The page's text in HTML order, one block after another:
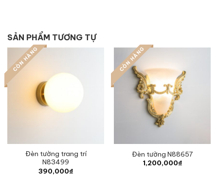
SẢN PHẨM TƯƠNG TỰ
CÒN HÀNG
Đèn tường trang trí
N83499
390,000₫
CÒN HÀNG
Đèn tường N88657
1,200,000₫